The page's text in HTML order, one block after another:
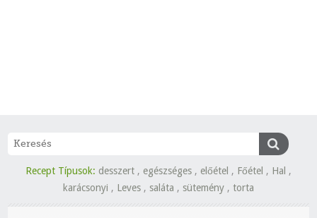
Recept Típusok: desszert , egészséges , előétel , Főétel , Hal ,
karácsonyi , Leves , saláta , sütemény , torta